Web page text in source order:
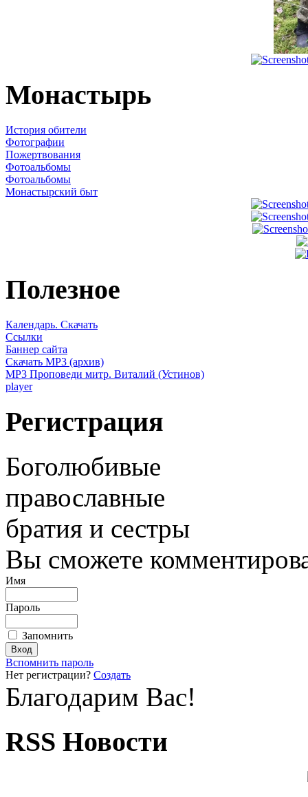
Монастырь
История обители
Фотографии
Пожертвования
Фотоальбомы
Фотоальбомы
Монастырский быт
Полезное
Календарь. Скачать
Ссылки
Баннер сайта
Скачать MP3 (архив)
MP3 Проповеди митр. Виталий (Устинов)
player
Регистрация
Боголюбивые
православные
братия и сестры
Вы сможете
Имя
Пароль
Запомнить
Вспомнить пароль
Нет регистрации? Создать
Благодарим Вас!
RSS Новости